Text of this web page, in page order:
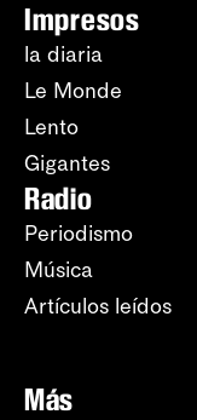
Impresos
la diaria
Le Monde
Lento
Gigantes
Radio
Periodismo
Música
Artículos leídos
Más